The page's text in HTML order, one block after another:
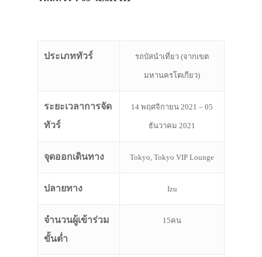
ประเภททัวร์ รถบัสนำเที่ยว (จากเขต
มหานครโตเกียว)
ระยะเวลาการจัด
ทัวร์
14 พฤศจิกายน 2021 – 05
ธันวาคม 2021
จุดออกเดินทาง Tokyo, Tokyo VIP Lounge
ปลายทาง Izu
จำนวนผู้เข้าร่วม
ขั้นต่ำ
15คน